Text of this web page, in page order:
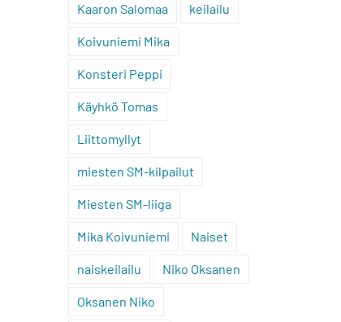
Kaaron Salomaa keilailu
Koivuniemi Mika
Konsteri Peppi
Käyhkö Tomas
Liittomyllyt
miesten SM-kilpailut
Miesten SM-liiga
Mika Koivuniemi Naiset
naiskeilailu Niko Oksanen
Oksanen Niko